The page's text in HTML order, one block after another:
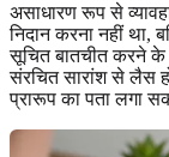
असाधारण रूप से
निदान करना नहीं था,
सूचित बातचीत करने
संरचित सारांश से लैस
प्रारूप का पता लगा